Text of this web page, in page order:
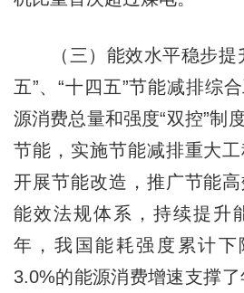
（三）能效水平稳步提
五”、“十四五”节能减排综
源消费总量和强度“双控”制
节能，实施节能减排重大
开展节能改造，推广节能
能效法规体系，持续提升
年，我国能耗强度累计下
3.0%的能源消费增速支撑